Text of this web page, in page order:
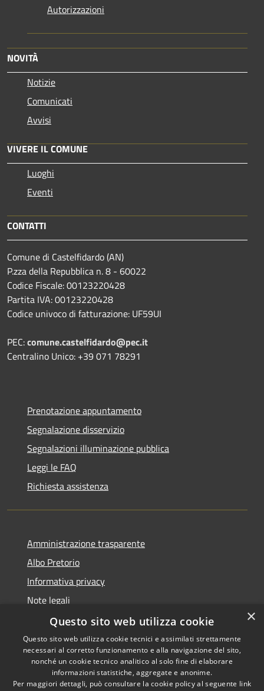
Autorizzazioni
NOVITÀ
Notizie
Comunicati
Avvisi
VIVERE IL COMUNE
Luoghi
Eventi
CONTATTI
Comune di Castelfidardo (AN)
P.zza della Repubblica n. 8 - 60022
Codice Fiscale: 00123220428
Partita IVA: 00123220428
Codice univoco di fatturazione: UF59UI
PEC:comune.castelfidardo@pec.it
Centralino Unico: +39 071 78291
Prenotazione appuntamento
Segnalazione disservizio
Segnalazioni illuminazione pubblica
Leggi le FAQ
Richiesta assistenza
Amministrazione trasparente
Albo Pretorio
Informativa privacy
Note legali
Dichiarazione di accessibilità
RSS
Copyright © 2026 • Comune di
×
Questo sito web utilizza cookie
Questo sito web utilizza cookie tecnici e assimilati strettamente
necessari al corretto funzionamento e alla navigazione del sito,
nonché un cookie tecnico analitico al solo fine di elaborare
informazioni statistiche, aggregate e anonime.
Per maggiori dettagli, può consultare la cookie policy al seguente link